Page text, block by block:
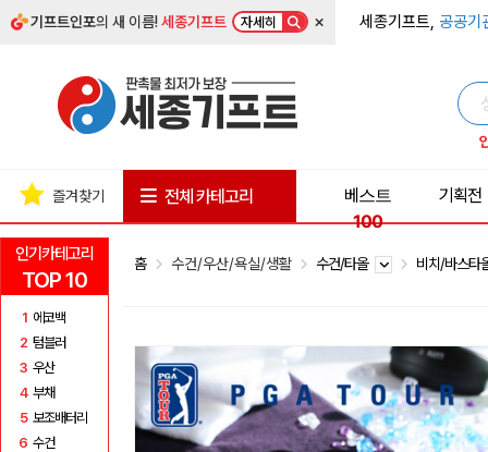
기프트인포의 새 이름!세종기프트 자세히 × 세종기프트, 공공기
인기카테고리
TOP 10
1 에코백
2 텀블러
3 우산
4 부채
5 보조배터리
6 수건
즐겨찾기 전체 카테고리
베스트
100
기획전
홈 수건/우산/욕실/생활 수건/타올 비치/바스